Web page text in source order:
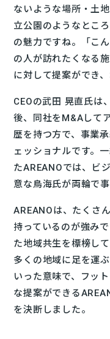
ないような場所・土
立公園のようなとこ
の魅力ですね。「こ
の人が訪れたくなる
に対して提案ができ
CEOの武田 晃直氏は
後、同社をM&Aして
歴を持つ方で、事業
ェッショナルです。
たAREANOでは、ビ
意な鳥海氏が両輪で
AREANOは、たくさ
持っているのが強み
た地域共生を標榜し
多くの地域に足を運
いった意味で、フッ
な提案ができる
を決断しました。